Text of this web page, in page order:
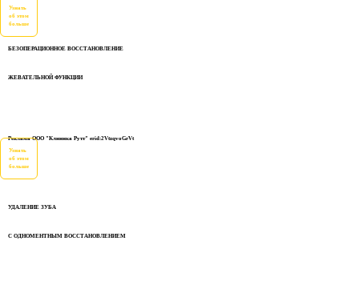
Узнать
об этом
больше
БЕЗОПЕРАЦИОННОЕ ВОССТАНОВЛЕНИЕ
ЖЕВАТЕЛЬНОЙ ФУНКЦИИ
Реклама ООО "Клиника Рутт" erid:2VtzqvoGrVt
Узнать
об этом
больше
УДАЛЕНИЕ ЗУБА
С ОДНОМЕНТНЫМ ВОССТАНОВЛЕНИЕМ